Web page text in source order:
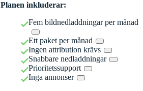
Planen inkluderar:
Fem bildnedladdningar per månad
Ett paket per månad
Ingen attribution krävs
Snabbare nedladdningar
Prioritetssupport
Inga annonser